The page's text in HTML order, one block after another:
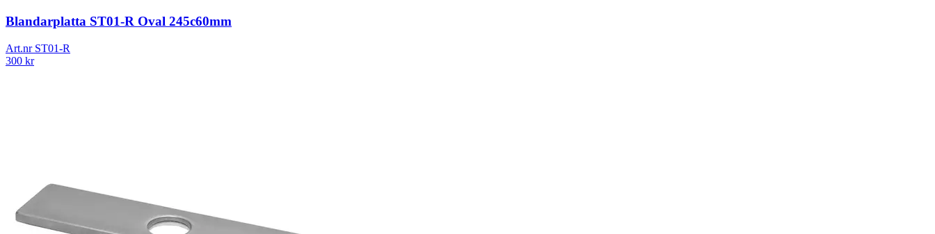
Blandarplatta ST01-R Oval 245c60mm
Art.nr ST01-R
300 kr